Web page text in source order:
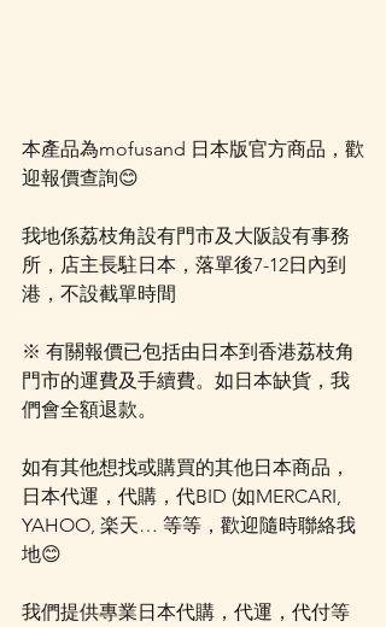
本產品為mofusand 日本版官方商品，歡
迎報價查詢😊
我地係荔枝角設有門市及大阪設有事務
所，店主長駐日本，落單後7-12日內到
港，不設截單時間
※ 有關報價已包括由日本到香港荔枝角
門市的運費及手續費。如日本缺貨，我
們會全額退款。
如有其他想找或購買的其他日本商品，
日本代運，代購，代BID (如MERCARI,
YAHOO, 楽天… 等等，歡迎隨時聯絡我
地😊
我們提供專業日本代購，代運，代付等